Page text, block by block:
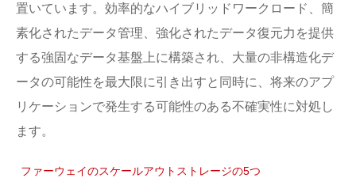
置いています。効率的なハイブリッドワークロード、簡
素化されたデータ管理、強化されたデータ復元力を提供
する強固なデータ基盤上に構築され、大量の非構造化デ
ータの可能性を最大限に引き出すと同時に、将来のアプ
リケーションで発生する可能性のある不確実性に対処し
ます。
ファーウェイのスケールアウトストレージの5つ